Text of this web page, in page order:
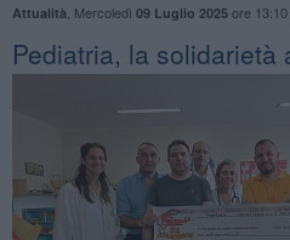
Attualità Mercoledì 09 Luglio 2025ore 13:10
​Pediatria, la solidarietà